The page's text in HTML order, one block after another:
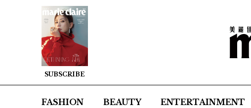
SUBSCRIBE
FASHION BEAUTY ENTERTAINMENT